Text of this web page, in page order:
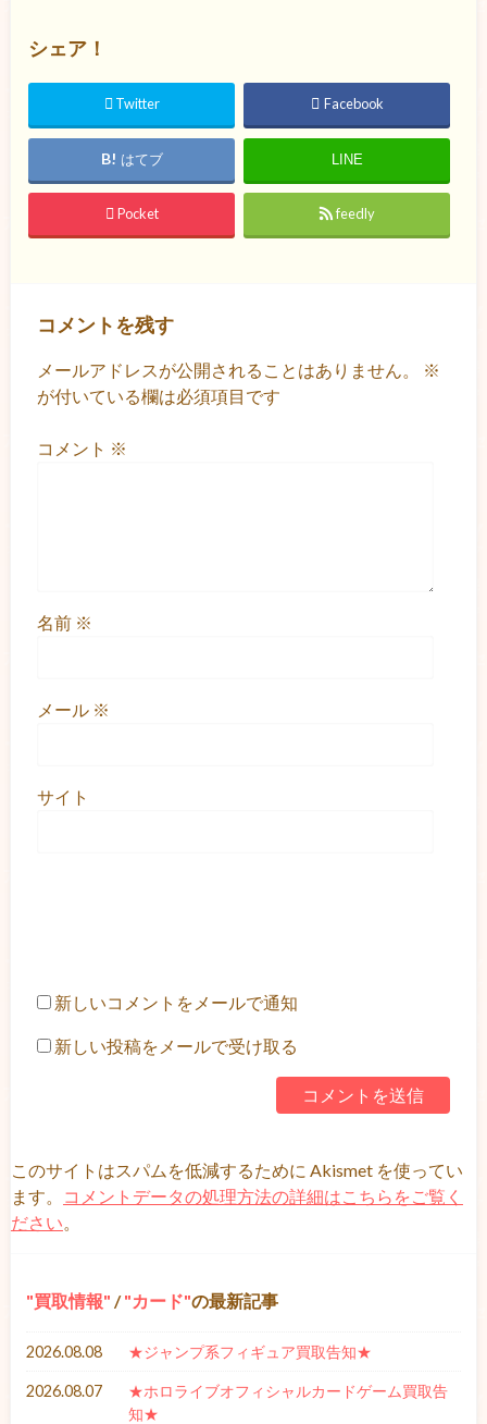
シェア！
Twitter Facebook
はてブ LINE
Pocket feedly
コメントを残す
メールアドレスが公開されることはありません。
※
が付いている欄は必須項目です
コメント ※
名前 ※
メール ※
サイト
新しいコメントをメールで通知
新しい投稿をメールで受け取る
このサイトはスパムを低減するために Akismet を使ってい
ます。
コメントデータの処理方法の詳細はこちらをご覧く
ださい。
買取情報 / カード の最新記事
2026.08.08 ★ジャンプ系フィギュア買取告知★
2026.08.07
★ホロライブオフィシャルカードゲーム買取告
知★